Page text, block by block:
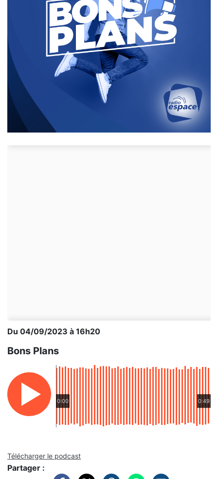
Du 04/09/2023 à 16h20
Bons Plans
0:00 0:49
Télécharger le podcast
Partager :